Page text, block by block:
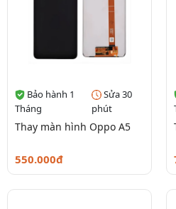
Bảo hành 1
Tháng
Sửa 30
phút
Thay màn hình Oppo A5
550.000đ